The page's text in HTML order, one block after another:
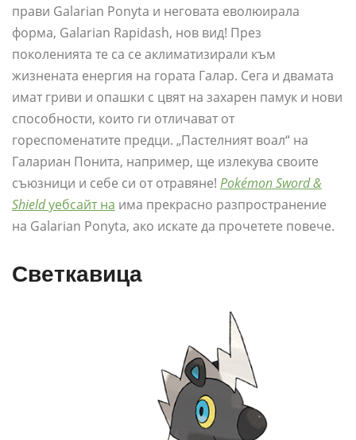
прави Galarian Ponyta и неговата еволюирала
форма, Galarian Rapidash, нов вид! През
поколенията те са се аклиматизирали към
жизнената енергия на гората Галар. Сега и двамата
имат гриви и опашки с цвят на захарен памук и нови
способности, които ги отличават от
гореспоменатите предци. „Пастелният воал“ на
Галариан Понита, например, ще излекува своите
съюзници и себе си от отравяне! Pokémon Sword &
Shieldуебсайт на има прекрасно разпространение
на Galarian Ponyta, ако искате да прочетете повече.
Светкавица